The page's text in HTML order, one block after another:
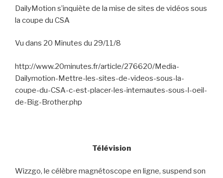
DailyMotion s’inquiète de la mise de sites de vidéos sous
la coupe du CSA
Vu dans 20 Minutes du 29/11/8
http://www.20minutes.fr/article/276620/Media-
Dailymotion-Mettre-les-sites-de-videos-sous-la-
coupe-du-CSA-c-est-placer-les-internautes-sous-l-oeil-
de-Big-Brother.php
Télévision
Wizzgo, le célèbre magnétoscope en ligne, suspend son